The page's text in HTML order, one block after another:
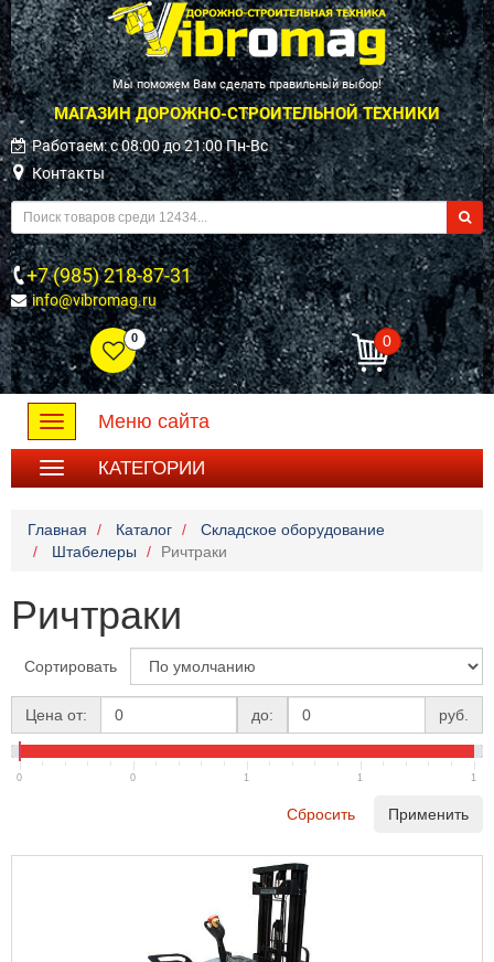
Мы поможем Вам сделать правильный выбор!
МАГАЗИН ДОРОЖНО-СТРОИТЕЛЬНОЙ ТЕХНИКИ
Работаем: c 08:00 до 21:00 Пн-Вс
Контакты
+7 (985) 218-87-31
info@vibromag.ru
0 0
Toggle
navigation
Меню сайта
КАТЕГОРИИ
Главная Каталог
Складское оборудование
Штабелеры
Ричтраки
Ричтраки
Сортировать
Цена от: до: руб.
0 0 1 1 1
Сбросить Применить